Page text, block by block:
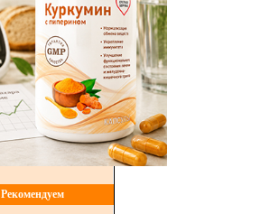
Рекомендуем